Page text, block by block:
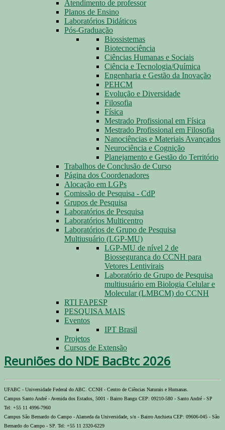
Atendimento de professor
Planos de Ensino
Laboratórios Didáticos
Pós-Graduação
Biossistemas
Biotecnociência
Ciências Humanas e Sociais
Ciência e Tecnologia/Química
Engenharia e Gestão da Inovação
PEHCM
Evolução e Diversidade
Filosofia
Física
Mestrado Profissional em Física
Mestrado Profissional em Filosofia
Nanociências e Materiais Avançados
Neurociência e Cognição
Planejamento e Gestão do Território
Trabalhos de Conclusão de Curso
Página dos Coordenadores
Alocação em LGPs
Comissão de Pesquisa - CdP
Grupos de Pesquisa
Laboratórios de Pesquisa
Laboratórios Multicentro
Laboratórios de Grupo de Pesquisa
Multiusuário (LGP-MU)
LGP-MU de nível 2 de
Biossegurança do CCNH para
Vetores Lentivirais
Laboratório de Grupo de Pesquisa
multiusuário em Biologia Celular e
Molecular (LMBCM) do CCNH
RTI FAPESP
PESQUISA MAIS
Eventos
IPT Brasil
Projetos
Cursos de Extensão
Reuniões do NDE BacBtc 2026
UFABC - Universidade Federal do ABC. CCNH - Centro de Ciências Naturais e Humanas.
Campus Santo André - Avenida dos Estados, 5001 - Bairro Bangu CEP: 09210-580 - Santo André - SP
Tel: +55 11 4996-7960
Campus São Bernardo do Campo - Alameda da Universidade, s/n - Bairro Anchieta CEP: 09606-045 - São
Bernardo do Campo - SP. Tel: +55 11 2320-6229